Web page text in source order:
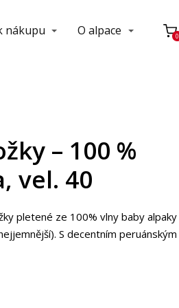
nákupu O alpace 0
– 100 %
vel. 40
pletené ze 100% vlny baby alpaky
S decentním peruánským